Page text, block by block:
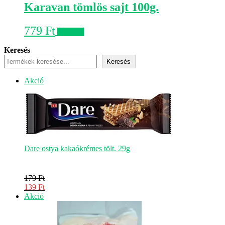
Karavan tömlös sajt 100g.
779 Ft
Keresés
Keresés
AkcióAkciós
Dare ostya kakaókrémes tölt. 29g
179Ft
Original
price
139 Ft
Current
AkcióAkciós